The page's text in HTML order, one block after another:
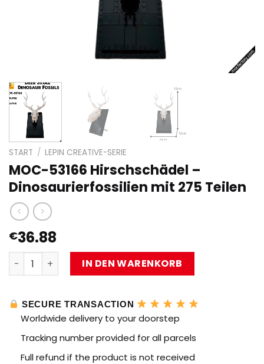
START / LEPIN CREATIVE-SERIE
MOC-53166 Hirschschädel –
Dinosaurierfossilien mit 275 Teilen
€36.88
MOC-53166 Hirschschädel - Dinosaurierfossilien mit
IN DEN WARENKORB
SECURE TRANSACTION
Worldwide delivery to your doorstep
Tracking number provided for all parcels
Full refund if the product is not received